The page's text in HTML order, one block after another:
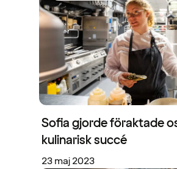
Sofia gjorde föraktade
kulinarisk succé
23 maj 2023